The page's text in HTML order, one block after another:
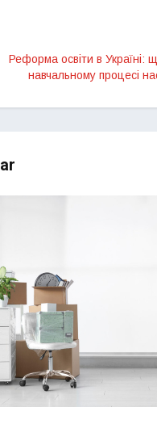
Реформа освіти в Україні:
навчальному процесі